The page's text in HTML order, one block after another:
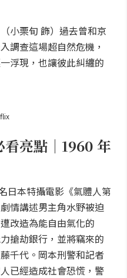
小栗旬 飾）過去曾和京
調查這場超自然危機，
浮現，也讓彼此糾纏的
看亮點｜1960 年
日本特攝電影《氣體人第
情講述男主角水野被迫
改造為能自由氣化的
搶劫銀行，並將竊來的
千代。岡本刑警和記者
已經造成社會恐慌，警